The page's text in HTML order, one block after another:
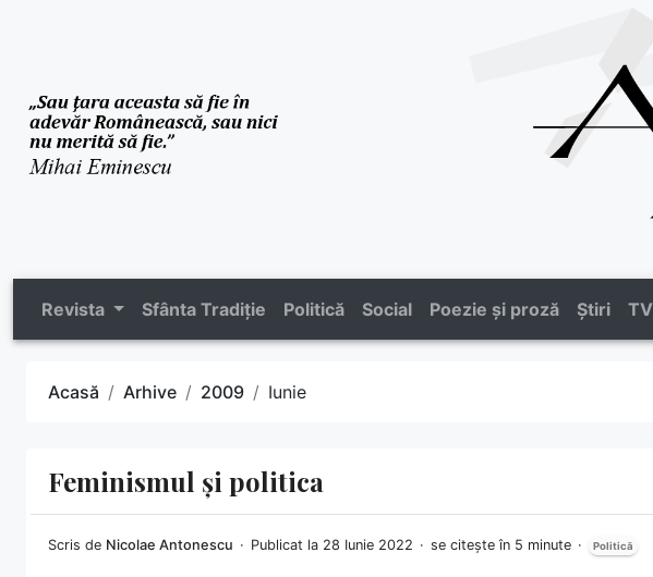
Revista Sfânta Tradiție Politică Social Poezie și proză Știri TV
Acasă Arhive 2009 Iunie
Feminismul și politica
Scris de Nicolae Antonescu Publicat la 28 Iunie 2022 se citește în 5 minute Politică